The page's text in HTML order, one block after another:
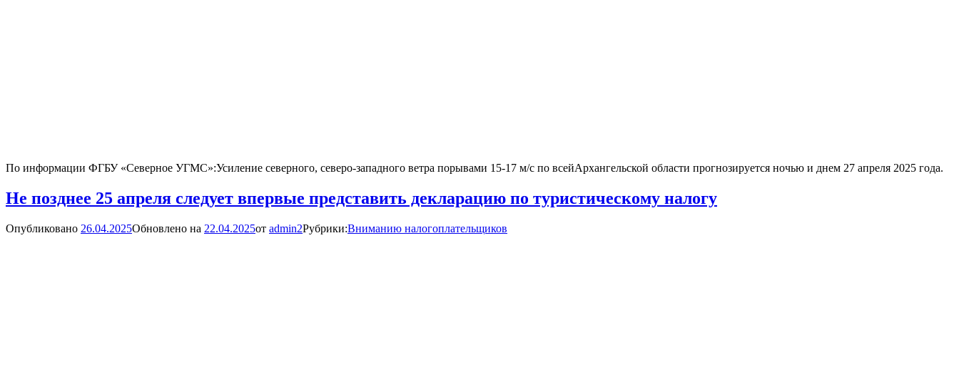
По информации ФГБУ «Северное УГМС»:Усиление северного, северо-западного ветра порывами 15-17 м/с по всейАрхангельской области прогнозируется ночью и днем 27 апреля 2025 года.
Не позднее 25 апреля следует впервые представить декларацию по туристическому налогу
Опубликовано 26.04.2025Обновлено на 22.04.2025от admin2Рубрики:Вниманию налогоплательщиков